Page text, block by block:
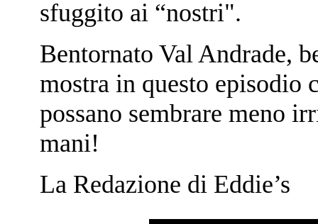
sfuggito ai “nostri".
Bentornato Val Andrade,
mostra in questo episodio
possano sembrare meno
mani!
La Redazione di Eddie’s